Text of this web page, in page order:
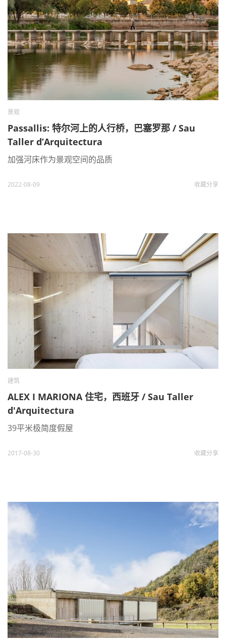
景观
Passallis: 特尔河上的人行桥，巴塞罗那 / Sau
Taller d’Arquitectura
加强河床作为景观空间的品质
2022-08-09 收藏分享
建筑
ALEX I MARIONA 住宅，西班牙 / Sau Taller
d'Arquitectura
39平米极简度假屋
2017-08-30 收藏分享